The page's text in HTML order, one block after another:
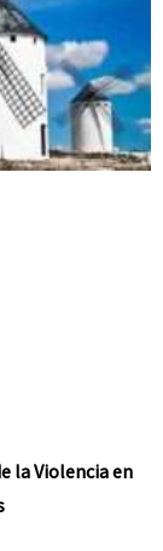
la Violencia en